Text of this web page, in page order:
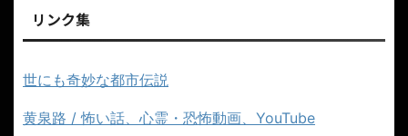
リンク集
世にも奇妙な都市伝説
黄泉路 / 怖い話、心霊・恐怖動画、YouTube